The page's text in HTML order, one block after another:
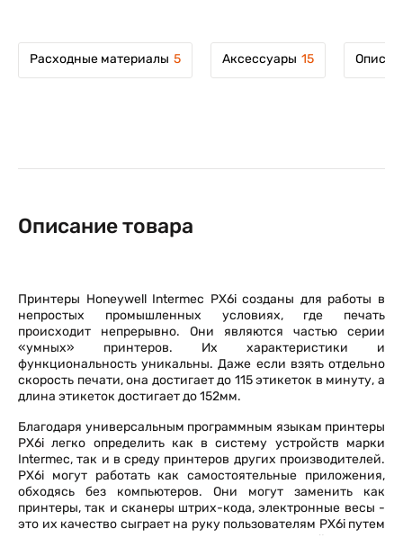
Расходные материалы 5 Аксессуары 15
Описание товара
Принтеры Honeywell Intermec PX6i созданы для работы в
непростых промышленных условиях, где печать
происходит непрерывно. Они являются частью серии
«умных» принтеров. Их характеристики и
функциональность уникальны. Даже если взять отдельно
скорость печати, она достигает до 115 этикеток в минуту, а
длина этикеток достигает до 152мм.
Благодаря универсальным программным языкам принтеры
PX6i легко определить как в систему устройств марки
Intermec, так и в среду принтеров других производителей.
PX6i могут работать как самостоятельные приложения,
обходясь без компьютеров. Они могут заменить как
принтеры, так и сканеры штрих-кода, электронные весы -
это их качество сыграет на руку пользователям PX6i путем
экономии на других технических устройствах и